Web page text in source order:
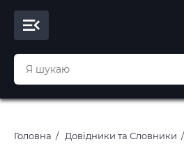
Головна Довідники та Словники